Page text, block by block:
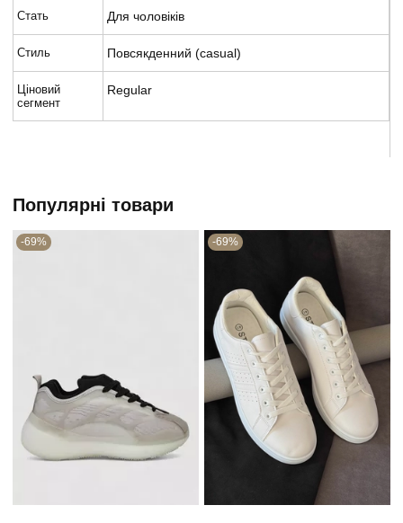
Стать Для чоловіків
Стиль Повсякденний (casual)
Ціновий
сегмент
Regular
Популярні товари
-69% -69%